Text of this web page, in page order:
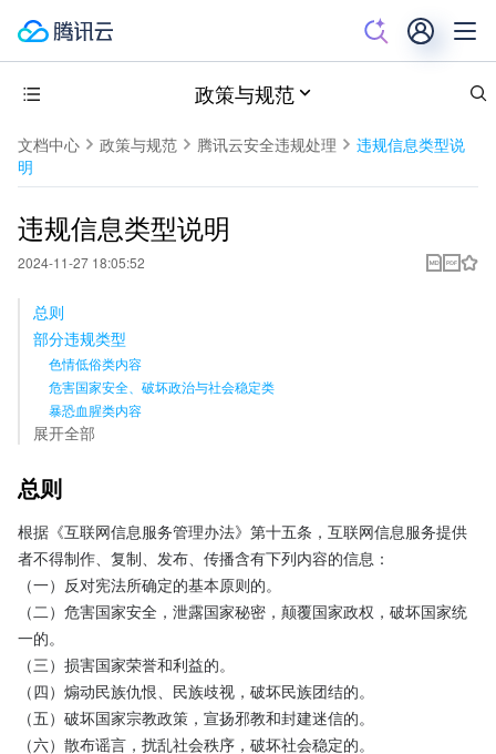
政策与规范
文档中心 政策与规范 腾讯云安全违规处理
违规信息类型说
明
违规信息类型说明
2024-11-27 18:05:52
总则
部分违规类型
色情低俗类内容
危害国家安全、破坏政治与社会稳定类
暴恐血腥类内容
展开全部
总则
根据《互联网信息服务管理办法》第十五条，互联网信息服务提供
者不得制作、复制、发布、传播含有下列内容的信息：
（一）反对宪法所确定的基本原则的。
（二）危害国家安全，泄露国家秘密，颠覆国家政权，破坏国家统
一的。
（三）损害国家荣誉和利益的。
（四）煽动民族仇恨、民族歧视，破坏民族团结的。
（五）破坏国家宗教政策，宣扬邪教和封建迷信的。
（六）散布谣言，扰乱社会秩序，破坏社会稳定的。